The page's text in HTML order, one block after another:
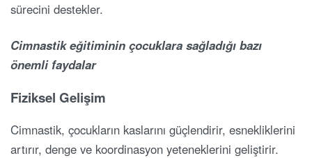
sürecini destekler.
Cimnastik eğitiminin çocuklara sağladığı bazı
önemli faydalar
Fiziksel Gelişim
Cimnastik, çocukların kaslarını güçlendirir, esnekliklerini
artırır, denge ve koordinasyon yeteneklerini geliştirir.